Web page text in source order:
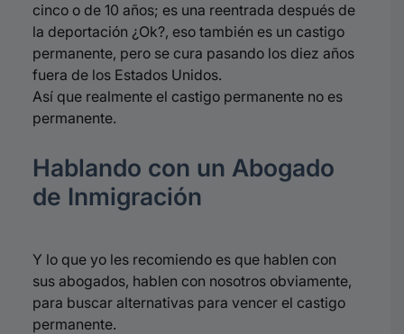
cinco o de 10 años; es una reentrada después de
la deportación ¿Ok?, eso también es un castigo
permanente, pero se cura pasando los diez años
fuera de los Estados Unidos.
Así que realmente el castigo permanente no es
permanente.
Hablando con un Abogado
de Inmigración
Y lo que yo les recomiendo es que hablen con
sus abogados, hablen con nosotros obviamente,
para buscar alternativas para vencer el castigo
permanente.